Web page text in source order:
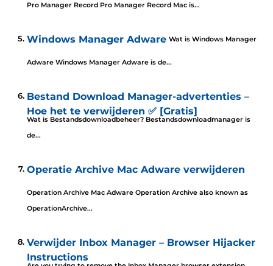
Pro Manager Record Pro Manager Record Mac is...
Windows Manager Adware Wat is Windows Manager
Adware Windows Manager Adware is de...
Bestand Download Manager-advertenties –
Hoe het te verwijderen ✅ [Gratis]
Wat is Bestandsdownloadbeheer? Bestandsdownloadmanager is
de...
Operatie Archive Mac Adware verwijderen
Operation Archive Mac Adware Operation Archive also known as
OperationArchive...
Verwijder Inbox Manager – Browser Hijacker
Instructions